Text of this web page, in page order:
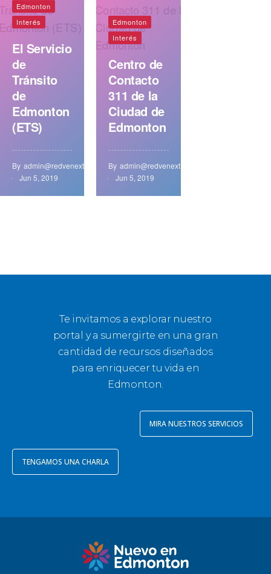
Edmonton
Interés
El Servicio
de
Tránsito
de
Edmonton
(ETS)
By admin@redvenext.com
Jun 5, 2019
Edmonton
Interés
Centro de
Contacto
311 de la
Ciudad de
Edmonton
By admin@redvenext.com
Jun 5, 2019
Te invitamos a explorar nuestro
portal y a sumergirte en una gran
cantidad de recursos diseñados
para enriquecer tu vida en
Edmonton.
MIRA NUESTROS SERVICIOS
TENGAMOS UNA CHARLA